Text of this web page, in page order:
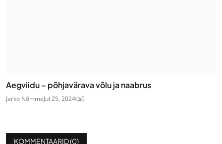
Aegviidu – põhjavärava võlu ja naabrus
Jarko NõmmeJul 25, 2024 0
KOMMENTAARID (0)